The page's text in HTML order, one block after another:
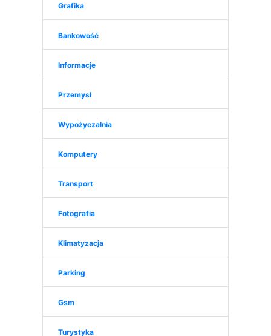
Grafika
Bankowość
Informacje
Przemysł
Wypożyczalnia
Komputery
Transport
Fotografia
Klimatyzacja
Parking
Gsm
Turystyka